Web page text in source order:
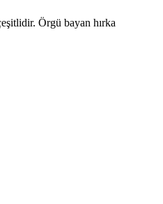
Örgü bayan hırka